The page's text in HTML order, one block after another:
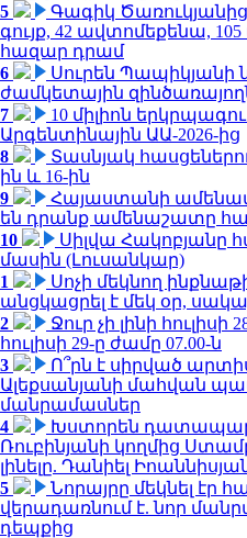
5
Գագիկ
գույք, 42 ավտոմեքենա, 105
հազար դրամ
6
Սուրեն Պապիկյանի
ժամկետային
7
10 միլիոն
Արգենտինային ԱԱ-2026-ից
8
Տասնյակ հասցեներում
ին և 16-ին
9
Հայաստանի
են դրանք ամենաշատը
10
Սիլվա Հակոբյանը
մասին (Լուսանկար)
1
Սոչի մեկնող
անցկացրել է մեկ օր,
2
Ջուր չի լինի հուլիսի
հուլիսի 29-ը ժամը 07.00-ն
3
Ո՞րն է սիրված
Ալեքսանյանի մահվան
մանրամասներ
4
Խստորեն
Ռուբինյանի կողմից
լինելը. Դանիել
5
Նորայրը մեկնել էր
վերադառնում է. նոր
դեպքից